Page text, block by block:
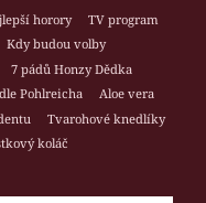
horory
TV program
Kdy budou volby
7 pádů Honzy Dědka
Pohlreicha
Aloe vera
Tvarohové knedlíky
koláč